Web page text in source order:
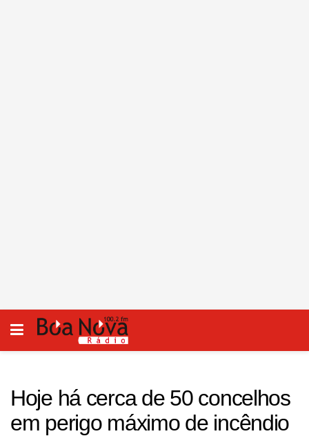
Hoje há cerca de 50 concelhos
em perigo máximo de incêndio